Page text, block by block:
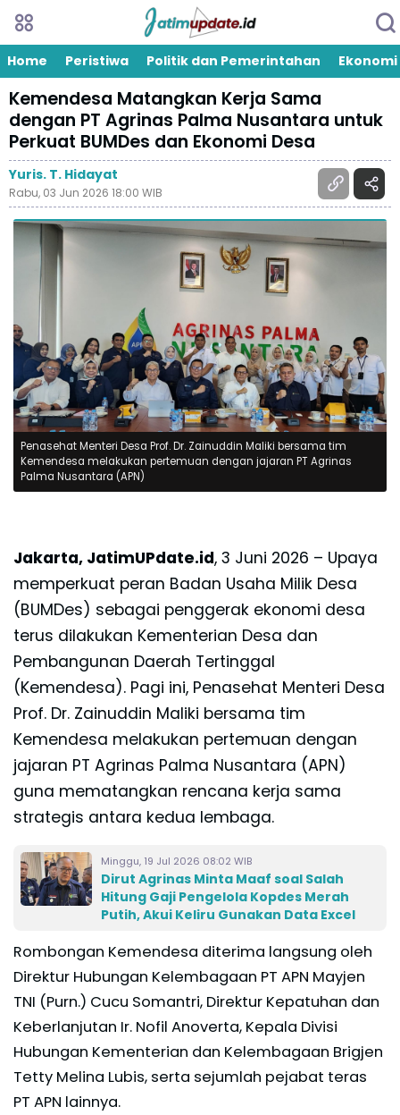
Home Peristiwa Politik dan Pemerintahan Ekonomi
Kemendesa Matangkan Kerja Sama
dengan PT Agrinas Palma Nusantara untuk
Perkuat BUMDes dan Ekonomi Desa
Yuris. T. Hidayat
Rabu, 03 Jun 2026 18:00 WIB
Penasehat Menteri Desa Prof. Dr. Zainuddin Maliki bersama tim
Kemendesa melakukan pertemuan dengan jajaran PT Agrinas
Palma Nusantara (APN)
Jakarta, JatimUPdate.id, 3 Juni 2026 – Upaya
memperkuat peran Badan Usaha Milik Desa
(BUMDes) sebagai penggerak ekonomi desa
terus dilakukan Kementerian Desa dan
Pembangunan Daerah Tertinggal
(Kemendesa). Pagi ini, Penasehat Menteri Desa
Prof. Dr. Zainuddin Maliki bersama tim
Kemendesa melakukan pertemuan dengan
jajaran PT Agrinas Palma Nusantara (APN)
guna mematangkan rencana kerja sama
strategis antara kedua lembaga.
Minggu, 19 Jul 2026 08:02 WIB
Dirut Agrinas Minta Maaf soal Salah
Hitung Gaji Pengelola Kopdes Merah
Putih, Akui Keliru Gunakan Data Excel
Rombongan Kemendesa diterima langsung oleh
Direktur Hubungan Kelembagaan PT APN Mayjen
TNI (Purn.) Cucu Somantri, Direktur Kepatuhan dan
Keberlanjutan Ir. Nofil Anoverta, Kepala Divisi
Hubungan Kementerian dan Kelembagaan Brigjen
Tetty Melina Lubis, serta sejumlah pejabat teras
PT APN lainnya.